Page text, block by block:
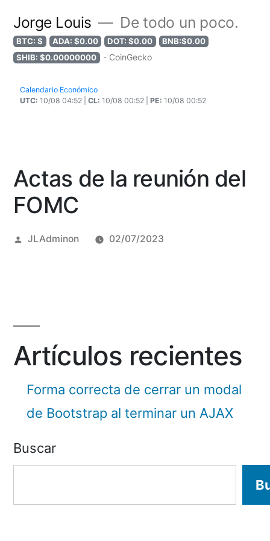
Jorge Louis De todo un poco.
BTC: $ ADA: $0.00 DOT: $0.00
BNB:$0.00
SHIB: $0.00000000
- CoinGecko
Calendario Económico
UTC: 10/08 04:52 | CL: 10/08 00:52 | PE: 10/08 00:52
Actas de la reunión del
FOMC
Posted
JLAdminon 02/07/2023
Artículos recientes
Forma correcta de cerrar un modal
de Bootstrap al terminar un AJAX
Buscar